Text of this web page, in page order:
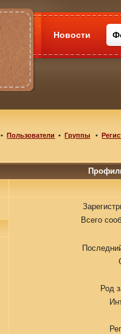
Новости
•Пользователи •Группы •
Всего
Род